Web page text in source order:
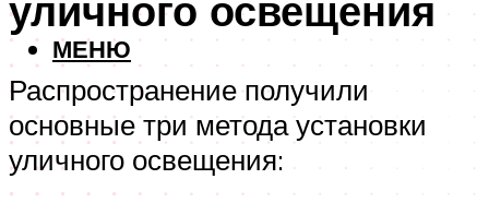
МЕНЮ
уличного освещения
Распространение получили
основные три метода установки
уличного освещения: